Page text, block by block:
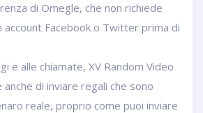
di Omegle, che non richiede
account Facebook o Twitter prima di
e alle chiamate, XV Random Video
di inviare regali che sono
reale, proprio come puoi inviare